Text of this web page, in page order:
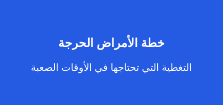
خطة الأمراض الحرجة
التغطية التي تحتاجها في الأوقات الصعبة